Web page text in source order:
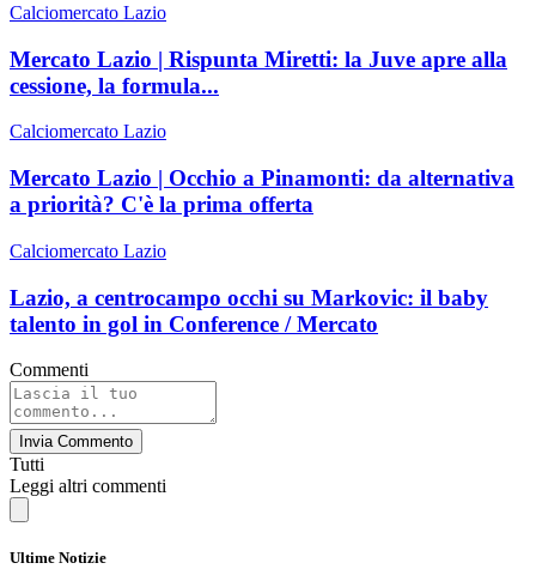
Calciomercato Lazio
Mercato Lazio | Rispunta Miretti: la Juve apre alla
cessione, la formula...
Calciomercato Lazio
Mercato Lazio | Occhio a Pinamonti: da alternativa
a priorità? C'è la prima offerta
Calciomercato Lazio
Lazio, a centrocampo occhi su Markovic: il baby
talento in gol in Conference / Mercato
Commenti
Invia Commento
Tutti
Leggi altri commenti
Ultime Notizie